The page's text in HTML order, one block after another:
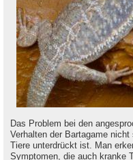
Das Problem bei den
Verhalten der Bartagame
Tiere unterdrückt ist. Man
Symptomen, die auch kranke